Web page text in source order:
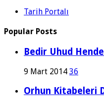
Tarih Portalı
Popular Posts
Bedir Uhud
9 Mart 2014 36
Orhun Kitabeleri